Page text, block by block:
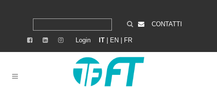
CONTATTI
Login IT EN FR